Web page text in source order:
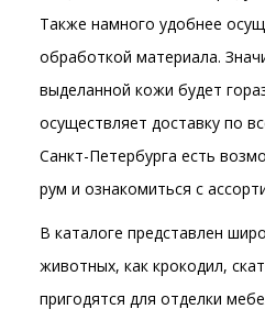
Также намного удобнее
обработкой материала.
выделанной кожи будет
осуществляет доставку по
Санкт-Петербурга есть
рум и ознакомиться с
В каталоге представлен
животных, как крокодил,
пригодятся для отделки